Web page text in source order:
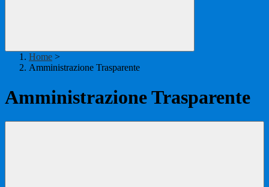
Home >
Amministrazione Trasparente
Amministrazione Trasparente